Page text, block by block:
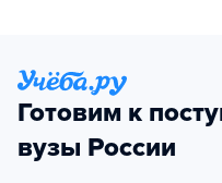
Готовим к
вузы России